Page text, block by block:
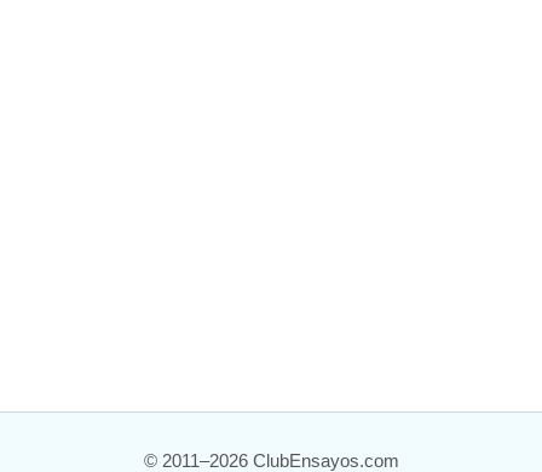
© 2011–2026 ClubEnsayos.com